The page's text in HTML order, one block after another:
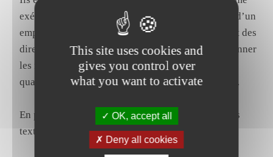
exécutent une prestation de travail sous l’autorité d’un
employeur qui a le pouvoir de donner des ordres et des
directives, d’en contrôler l’exécution et de sanctionner
les manquements de son subordonné et qu’ainsi la
qualification de contrat de travail doit être retenue.
En prononçant ainsi, la cour d’appel a méconnu les
textes susvisés et le principe ci-dessus rappelé.
This site uses cookies and
gives you control over
what you want to activate
OK, accept all
Deny all cookies